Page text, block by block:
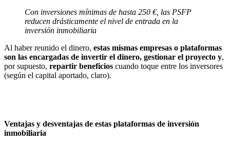
Con inversiones mínimas de hasta 250 €, las PSFP
reducen drásticamente el nivel de entrada en la
inversión inmobiliaria
Al haber reunido el dinero, estas mismas empresas o plataformas
son las encargadas de invertir el dinero, gestionar el proyecto y,
por supuesto, repartir beneficios cuando toque entre los inversores
(según el capital aportado, claro).
Ventajas y desventajas de estas plataformas de inversión
inmobiliaria